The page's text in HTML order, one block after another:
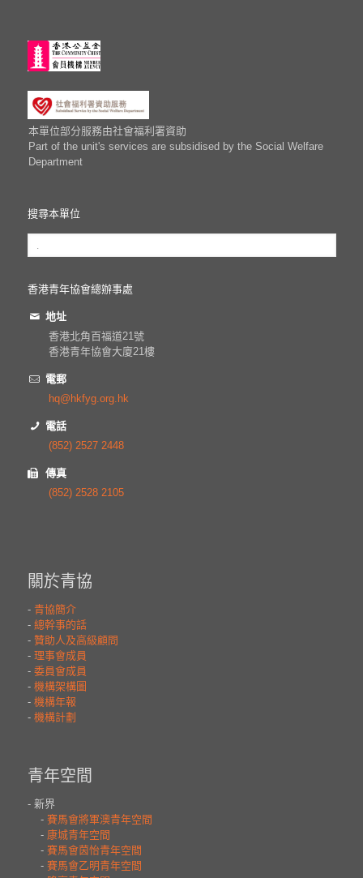
本單位部分服務由社會福利署資助
Part of the unit's services are subsidised by the Social Welfare
Department
搜尋本單位
香港青年協會總辦事處
地址
香港北角百福道21號
香港青年協會大廈21樓
電郵
hq@hkfyg.org.hk
電話
(852) 2527 2448
傳真
(852) 2528 2105